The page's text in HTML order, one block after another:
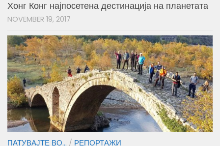
Хонг Конг најпосетена дестинација на планетата
NOVEMBER 19, 2017
ПАТУВАЈТЕ ВО... / РЕПОРТАЖИ